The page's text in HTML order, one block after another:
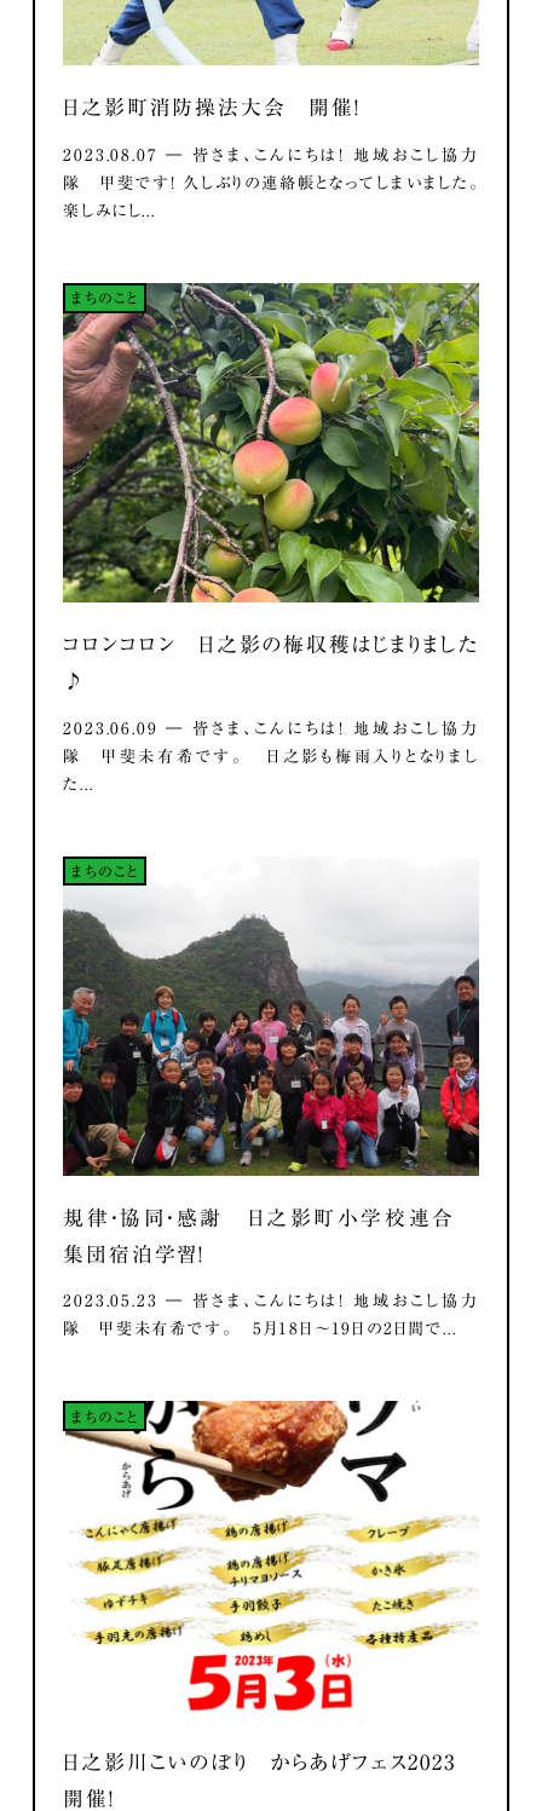
日之影町消防操法大会 開催！
2023.08.07 ― 皆さま、こんにちは！ 地域おこし協力
隊 甲斐です！ 久しぶりの連絡帳となってしまいました。
楽しみにし...
まちのこと
コロンコロン 日之影の梅収穫はじまりました
♪
2023.06.09 ― 皆さま、こんにちは！ 地域おこし協力
隊 甲斐未有希です。 日之影も梅雨入りとなりまし
た...
まちのこと
規律・協同・感謝 日之影町小学校連合
集団宿泊学習！
2023.05.23 ― 皆さま、こんにちは！ 地域おこし協力
隊 甲斐未有希です。 5月18日～19日の2日間で...
まちのこと
日之影川こいのぼり からあげフェス2023
開催！